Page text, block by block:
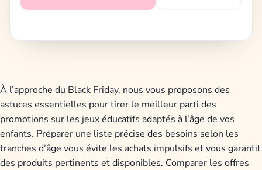
À l’approche du Black Friday, nous vous proposons des
astuces essentielles pour tirer le meilleur parti des
promotions sur les jeux éducatifs adaptés à l’âge de vos
enfants. Préparer une liste précise des besoins selon les
tranches d’âge vous évite les achats impulsifs et vous garantit
des produits pertinents et disponibles. Comparer les offres